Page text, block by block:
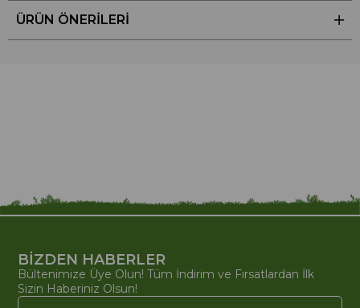
ÜRÜN ÖNERILERI
BİZDEN HABERLER
Bültenimize Üye Olun! Tüm İndirim ve Fırsatlardan İlk
Sizin Haberiniz Olsun!